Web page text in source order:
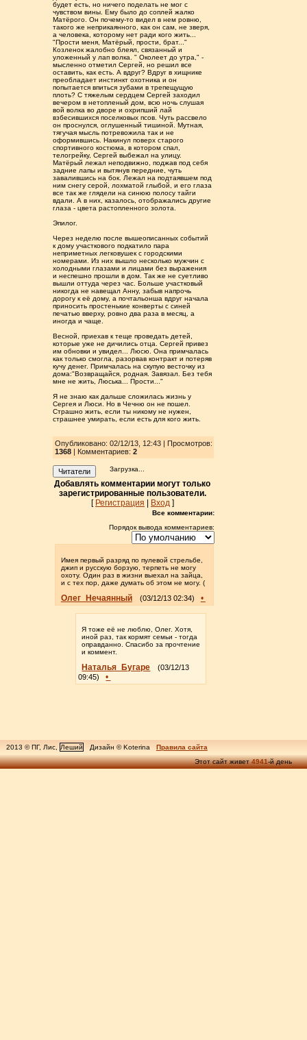
будет есть, но ничего поделать не мог с
чувством вины. Ему было до соплей жалко
Матёрого. Он почему-то видел в нем ровню,
такого же неприкаянного, как он сам, не зверя,
а человека, которому нет ради кого жить...
"Прости меня, Матёрый, прости, брат..."
Козленок жалобно блеял, связанный и
уложенный у лап волка. " Околеет до утра," -
мысленно отметил Сергей, но решил все
оставить, как есть. А вдруг? Вдруг в хищнике
преобладает инстинкт охотника и он
попытается впиться зубами в трепещущую
плоть? С тяжелым сердцем Сергей заходил
вечером в нетопленый дом, всю ночь слушая
вой волка во дворе и охрипший лай
взбесившихся поселковых псов. Чуть рассвело
он проснулся, оглушенный тишиной. Мутная,
тягучая мысль потревожила так и не
оформившись. Накинул поверх старого
спортивного костюма, в котором спал,
телогрейку, Сергей выбежал на улицу.
Матёрый лежал неподвижно, поджав под себя
задние лапы и вытянув передние, чуть
завалившись на бок. Лежал на подтаявшем под
ним снегу серой, лохматой глыбой, и его глаза
все так же глядели на синюю полосу тайги
вдали. А в них, казалось, отображались другие
глаза - цвета растопленного золота.
Эпилог.
Через неделю после вышеописанных событий
к дому участкового подкатило пара
неприметных легковушек с городскими
номерами. Из них вышло несколько мужчин с
холодными глазами и лицами без выражения
и неспешно прошли в дом. Так же не суетливо
вышли оттуда через час. Больше участковый
никогда не навещал Анну, забыв напрочь
дорогу к её дому, а почтальонша вдруг начала
приносить простенькие конверты с синей
печатью вверху, ровно два раза в месяц, а
иногда и чаще.
Весной, приехав к теще проведать детей,
которые уже не дичились отца. Сергей привез
им обновки и увидел... Люсю. Она примчалась
как только смогла, разорвав контракт и потеряв
кучу денег. Примчалась на скупую весточку из
дома:"Возвращайся, родная. Завязал. Без тебя
мне не жить, Люська... Прости..."
Я не знаю как дальше сложилась жизнь у
Сергея и Люси. Но в Чечню он не пошел.
Страшно жить, если ты никому не нужен,
страшнее умирать, если есть для кого жить.
Опубликовано: 02/12/13, 12:43 | Просмотров:
1368| Комментариев: 2
Читатели Загрузка...
Добавлять комментарии могут только
зарегистрированные пользователи.
[ Регистрация Вход]
Все комментарии:
Порядок вывода комментариев:
Имея первый разряд по пулевой стрельбе,
джип и русскую борзую, терпеть не могу
охоту. Один раз в жизни выехал на зайца,
и с тех пор, даже думать об этом не могу. (
Олег_Нечаянный (03/12/13 02:34) •
Я тоже её не люблю, Олег. Хотя,
иной раз, так кормят семьи - тогда
оправданно. Спасибо за прочтение
и коммент.
Наталья_Бугаре
(03/12/13
09:45)
•
2013 © ПГ, Лис, Леший Дизайн © Koterina
Правила сайта
Этот сайт живет4941-й день